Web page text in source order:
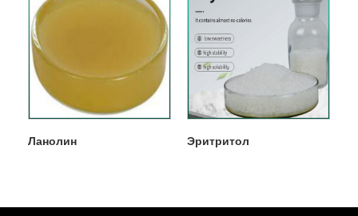
Ланолин Эритритол